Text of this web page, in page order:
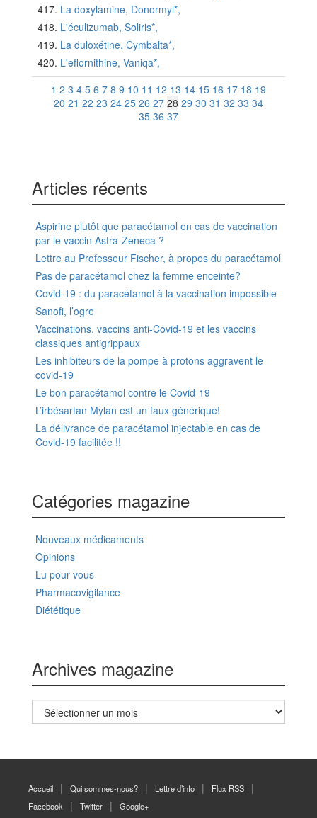
La doxylamine, Donormyl*,
L'éculizumab, Soliris*,
La duloxétine, Cymbalta*,
L'eflornithine, Vaniqa*,
1 2 3 4 5 6 7 8 9 10 11 12 13 14 15 16 17 18 19
20 21 22 23 24 25 26 27 28 29 30 31 32 33 34
35 36 37
Articles récents
Aspirine plutôt que paracétamol en cas de vaccination
par le vaccin Astra-Zeneca ?
Lettre au Professeur Fischer, à propos du paracétamol
Pas de paracétamol chez la femme enceinte?
Covid-19 : du paracétamol à la vaccination impossible
Sanofi, l’ogre
Vaccinations, vaccins anti-Covid-19 et les vaccins
classiques antigrippaux
Les inhibiteurs de la pompe à protons aggravent le
covid-19
Le bon paracétamol contre le Covid-19
L’irbésartan Mylan est un faux générique!
La délivrance de paracétamol injectable en cas de
Covid-19 facilitée !!
Catégories magazine
Nouveaux médicaments
Opinions
Lu pour vous
Pharmacovigilance
Diététique
Archives magazine
Archives
magazine
Accueil Qui sommes-nous? Lettre d’info
Flux RSS
Facebook
Twitter Google+